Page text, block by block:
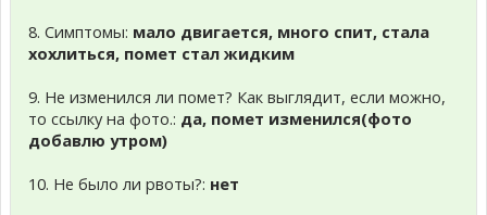
8. Симптомы: мало двигается, много спит, стала
хохлиться, помет стал жидким
9. Не изменился ли помет? Как выглядит, если можно,
то ссылку на фото.: да, помет изменился(фото
добавлю утром)
10. Не было ли рвоты?: нет